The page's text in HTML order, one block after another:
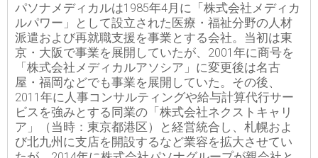
パソナメディカルは1985年4月に「株式会社メディカ
ルパワー」として設立された医療・福祉分野の人材
派遣および再就職支援を事業とする会社。当初は東
京・大阪で事業を展開していたが、2001年に商号を
「株式会社メディカルアソシア」に変更後は名古
屋・福岡などでも事業を展開していた。その後、
2011年に人事コンサルティングや給与計算代行サー
ビスを強みとする同業の「株式会社ネクストキャリ
ア」（当時：東京都港区）と経営統合し、札幌およ
び北九州に支店を開設するなど業容を拡大させてい